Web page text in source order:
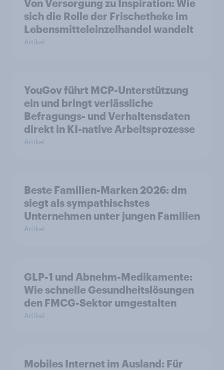
Von Versorgung zu Inspiration: Wie
sich die Rolle der Frischetheke im
Lebensmitteleinzelhandel wandelt
Artikel
YouGov führt MCP-Unterstützung
ein und bringt verlässliche
Befragungs- und Verhaltensdaten
direkt in KI-native Arbeitsprozesse
Artikel
Beste Familien-Marken 2026: dm
siegt als sympathischstes
Unternehmen unter jungen Familien
Artikel
GLP-1 und Abnehm-Medikamente:
Wie schnelle Gesundheitslösungen
den FMCG-Sektor umgestalten
Artikel
Mobiles Internet im Ausland: Für